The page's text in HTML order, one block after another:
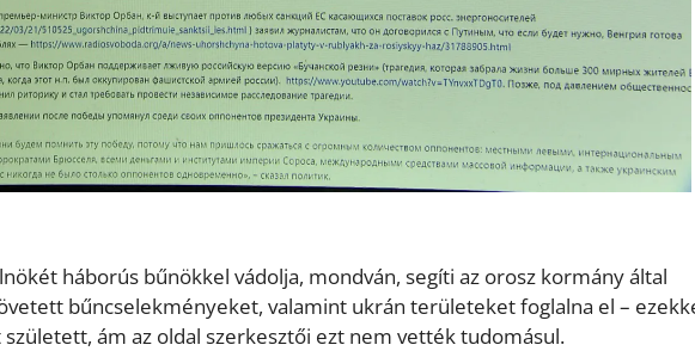
háborús bűnökkel vádolja, mondván, segíti az orosz kormány által
bűncselekményeket, valamint ukrán területeket foglalna el –
ám az oldal szerkesztői ezt nem vették tudomásul.